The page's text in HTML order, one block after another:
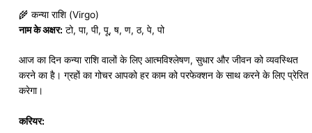
🌾 कन्या राशि (Virgo)
नाम के अक्षर: टो, पा, पी, पू, ष, ण, ठ, पे, पो
आज का दिन कन्या राशि वालों के लिए आत्मविश्लेषण, सुधार और जीवन को व्यवस्थित
करने का है। ग्रहों का गोचर आपको हर काम को परफेक्शन के साथ करने के लिए प्रेरित
करेगा।
करियर: